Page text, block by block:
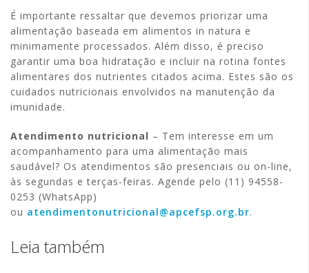
É importante ressaltar que devemos priorizar uma
alimentação baseada em alimentos in natura e
minimamente processados. Além disso, é preciso
garantir uma boa hidratação e incluir na rotina fontes
alimentares dos nutrientes citados acima. Estes são os
cuidados nutricionais envolvidos na manutenção da
imunidade.
Atendimento nutricional – Tem interesse em um
acompanhamento para uma alimentação mais
saudável? Os atendimentos são presenciais ou on-line,
às segundas e terças-feiras. Agende pelo (11) 94558-
0253 (WhatsApp)
ou atendimentonutricional@apcefsp.org.br.
Leia também